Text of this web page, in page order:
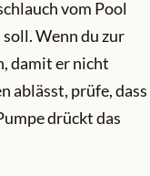
vom Pool
Wenn du zur
damit er nicht
ablässt, prüfe, dass
drückt das